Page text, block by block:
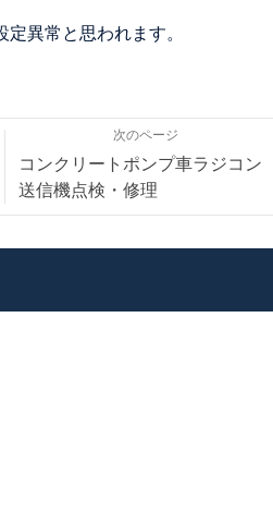
異常と思われます。
次のページ
コンクリートポンプ車ラジコン
送信機点検・修理